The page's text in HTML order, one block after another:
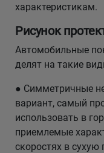
характеристикам.
Рисунок
Автомобильные
делят на такие
● Симметричные
вариант, самый
использовать в
приемлемые
скоростях в сухую